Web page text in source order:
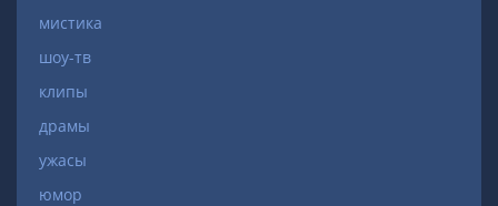
мистика
шоу-тв
клипы
драмы
ужасы
юмор